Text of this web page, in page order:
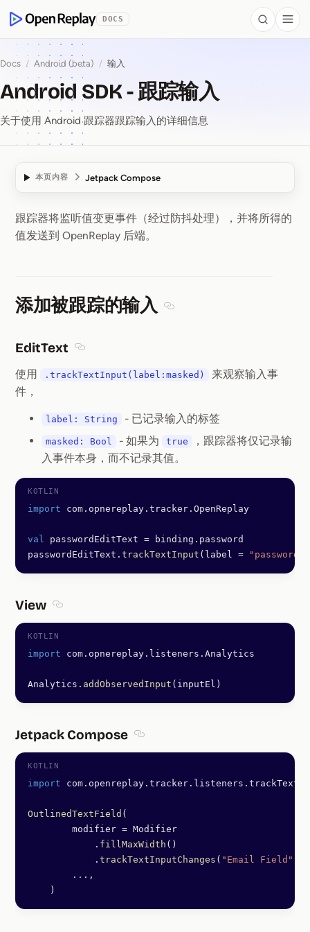
OpenReplay
DOCS Search
Docs / Android (beta) / 输入
Android SDK - 跟踪输入
关于使用 Android 跟踪器跟踪输入的详细信息
本页内容 Jetpack Compose
Android SDK ⁠-⁠ 跟踪输
跟踪器将监听值变更事件（经过防抖处理），并将所得的
值发送到 OpenReplay 后端。
添加被跟踪的输入
EditText
使用
.trackTextInput(label:masked)
来观察输入事
件，
label: String - 已记录输入的标签
masked: Bool - 如果为 true
，跟踪器将仅记录输
入事件本身，而不记录其值。
import com.opnereplay.tracker.OpenReplay
val passwordEditText = binding.password
passwordEditText. trackTextInput (label = "password"
View
import com.opnereplay.listeners.Analytics
Analytics. addObservedInput (inputEl)
Jetpack Compose
import
OutlinedTextField (
        modifier
= Modifier
            .
fillMaxWidth ()
            .
trackTextInputChanges ( "Email Field"
        ..
.,
    )